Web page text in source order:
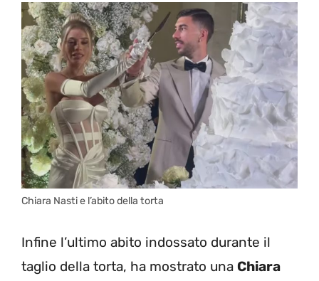
Chiara Nasti e l’abito della torta
Infine l’ultimo abito indossato durante il
taglio della torta, ha mostrato una Chiara